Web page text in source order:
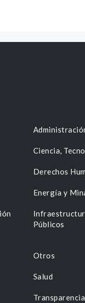
Ciencia,
Derechos
Energía y
Públicos
Otros
Salud